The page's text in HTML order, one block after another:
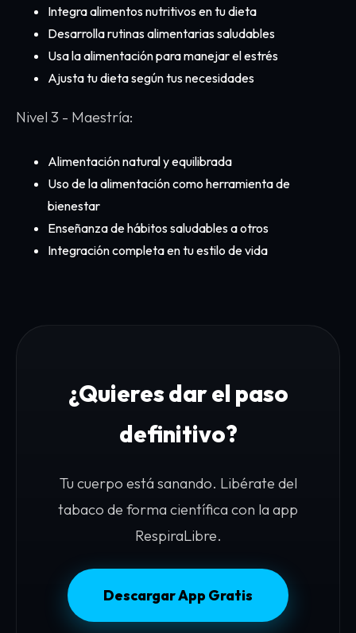
Integra alimentos nutritivos en tu dieta
Desarrolla rutinas alimentarias saludables
Usa la alimentación para manejar el estrés
Ajusta tu dieta según tus necesidades
Nivel 3 - Maestría:
Alimentación natural y equilibrada
Uso de la alimentación como herramienta de
bienestar
Enseñanza de hábitos saludables a otros
Integración completa en tu estilo de vida
¿Quieres dar el paso
definitivo?
Tu cuerpo está sanando. Libérate del
tabaco de forma científica con la app
RespiraLibre.
Descargar App Gratis